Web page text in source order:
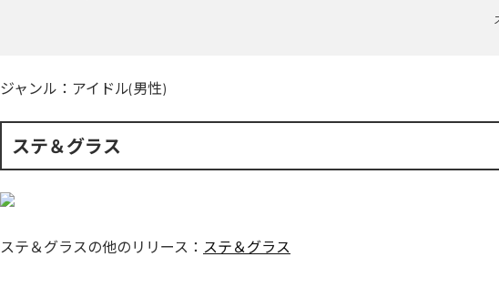
ジャンル： アイドル(男性)
ステ＆グラス
ステ＆グラスの他のリリース： ステ＆グラス